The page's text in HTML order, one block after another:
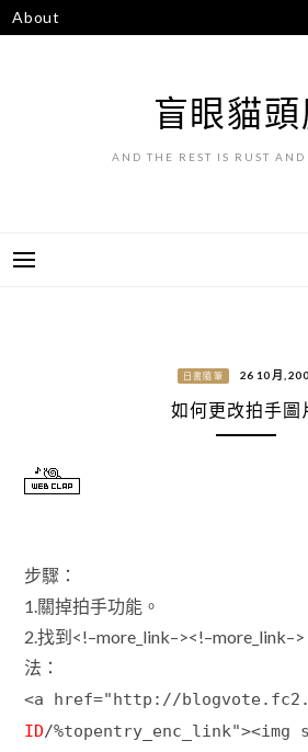
跳
至
About
盲眼貓頭
AND THE REST IS RUST AND
日書隨筆 26 10 月,
如何更改拍手圖
步驟：
1.關掉拍手功能。
2.找到
法：
<a href="http://
ID/%topentry_enc_link"><img